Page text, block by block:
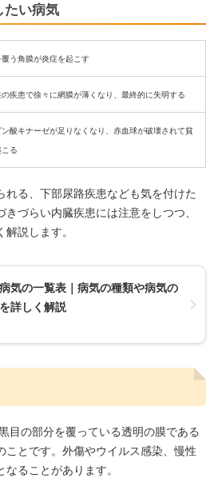
たい病気
う角膜が炎症を起こす
疾患で徐々に網膜が薄くなり、最終的に失明する
ン酸キナーゼが足りなくなり、赤血球が破壊されて貧
る
れる、下部尿路疾患なども気を付けた
づらい内臓疾患には注意をしつつ、
説します。
気の一覧表｜病気の種類や病気の
詳しく解説
目の部分を覆っている透明の膜である
ことです。外傷やウイルス感染、慢性
ることがあります。